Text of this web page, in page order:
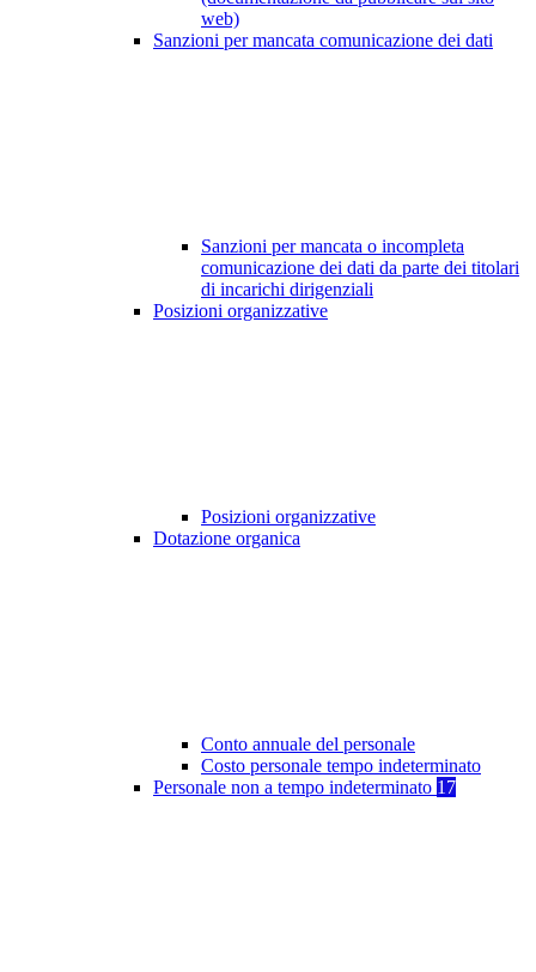
web)
Sanzioni per mancata comunicazione dei dati
Sanzioni per mancata o incompleta
comunicazione dei dati da parte dei titolari
di incarichi dirigenziali
Posizioni organizzative
Posizioni organizzative
Dotazione organica
Conto annuale del personale
Costo personale tempo indeterminato
Personale non a tempo indeterminato 17